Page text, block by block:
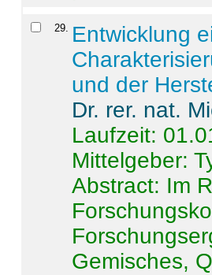
29. Entwicklung
und der
Dr. rer. nat.
Laufzeit:
Mittelgeber:
Abstract: Im
Gemisches,